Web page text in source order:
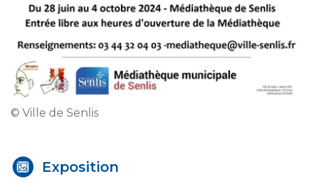
© Ville de Senlis
Exposition